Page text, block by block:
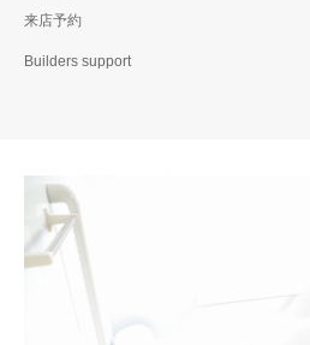
来店予約
Builders support